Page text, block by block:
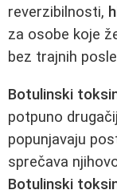
reverzibilnosti,
za osobe koje
bez trajnih
Botulinski
potpuno
popunjavaju
sprečava
Botulinski